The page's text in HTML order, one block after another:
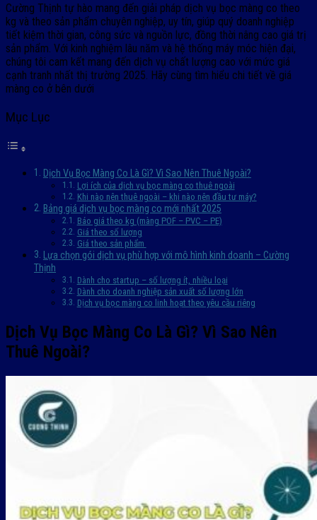
Cường Thịnh tự hào mang đến giải pháp dịch vụ bọc màng co theo
kg và theo sản phẩm chuyên nghiệp, uy tín, giúp quý doanh nghiệp
tiết kiệm thời gian, công sức và nguồn lực, đồng thời nâng cao giá trị
sản phẩm. Với kinh nghiệm lâu năm và hệ thống máy móc hiện đại,
chúng tôi cam kết mang đến dịch vụ chất lượng cao với mức giá
cạnh tranh nhất thị trường 2025. Hãy cùng tìm hiểu chi tiết về giá
màng co ở bên dưới
Mục Lục
Dịch Vụ Bọc Màng Co Là Gì? Vì Sao Nên Thuê Ngoài?
Lợi ích của dịch vụ bọc màng co thuê ngoài
Khi nào nên thuê ngoài – khi nào nên đầu tư máy?
Bảng giá dịch vụ bọc màng co mới nhất 2025
Báo giá theo kg (màng POF – PVC – PE)
Giá theo số lượng
Giá theo sản phẩm
Lựa chọn gói dịch vụ phù hợp với mô hình kinh doanh – Cường
Thịnh
Dành cho startup – số lượng ít, nhiều loại
Dành cho doanh nghiệp sản xuất số lượng lớn
Dịch vụ bọc màng co linh hoạt theo yêu cầu riêng
Dịch Vụ Bọc Màng Co Là Gì? Vì Sao Nên
Thuê Ngoài?